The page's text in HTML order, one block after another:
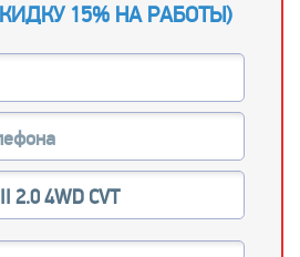
15% НА РАБОТЫ)